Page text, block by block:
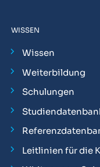
WISSEN
Wissen
Weiterbildung
Schulungen
Leitlinien für die